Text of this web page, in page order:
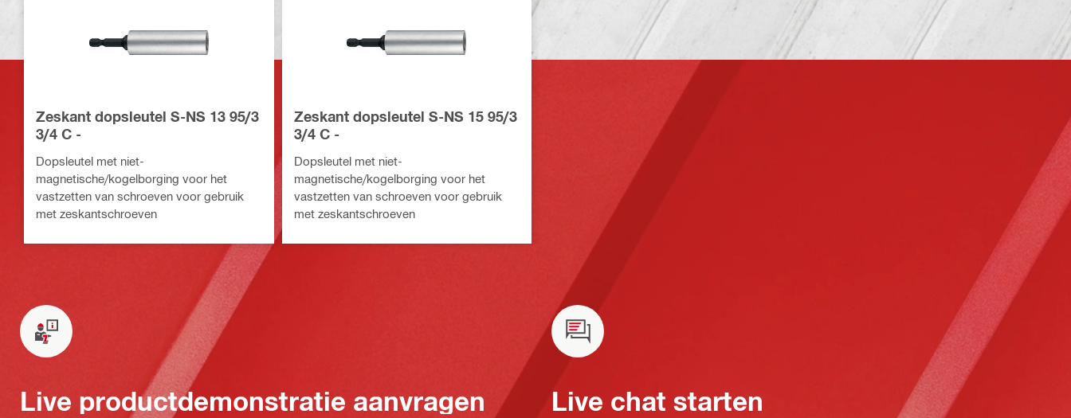
Zeskant dopsleutel S-NS 13 95/3
3/4 C -
Dopsleutel met niet-
magnetische/kogelborging voor het
vastzetten van schroeven voor gebruik
met zeskantschroeven
Zeskant dopsleutel S-NS 15 95/3
3/4 C -
Dopsleutel met niet-
magnetische/kogelborging voor het
vastzetten van schroeven voor gebruik
met zeskantschroeven
Live productdemonstratie aanvragen Live chat starten